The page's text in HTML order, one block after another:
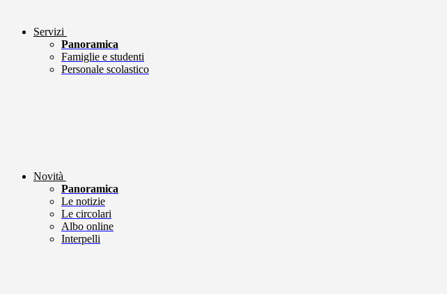
Servizi
Panoramica
Famiglie e studenti
Personale scolastico
Novità
Panoramica
Le notizie
Le circolari
Albo online
Interpelli